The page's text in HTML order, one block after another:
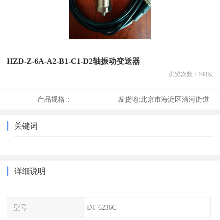
HZD-Z-6A-A2-B1-C1-D2轴振动变送器
浏览次数： 108次
产品规格： 发货地:北京市海淀区清河街道
关键词
详细说明
型号 DT-6236C